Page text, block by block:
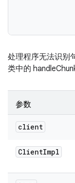
处理程序无法识别
类中的
参数
client
ClientImpl